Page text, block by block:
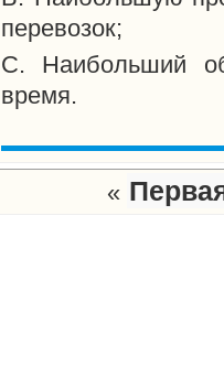
перевозок;
C. Наибольший
время.
«